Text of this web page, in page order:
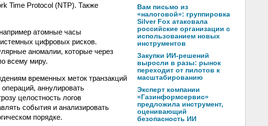
Time Protocol (NTP). Также
атомные часы
цифровых рисков.
аномалии, которые через
всему миру.
временных меток транзакций
аннулировать
целостность логов
события и анализировать
порядке.
Вам письмо из
«налоговой»: группировка
Silver Fox атаковала
российские организации с
использованием новых
инструментов
Закупки ИИ-решений
выросли в разы: рынок
переходит от пилотов к
масштабированию
Эксперт компании
«Газинформсервис»
предложила инструмент,
оценивающий
безопасность ИИ